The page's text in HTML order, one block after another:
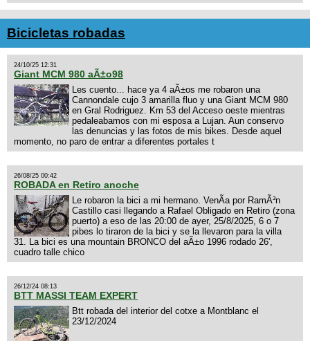
Bicicletas robadas
24/10/25 12:31
Giant MCM 980 aÃ±o98
Les cuento... hace ya 4 aÃ±os me robaron una
Cannondale cujo 3 amarilla fluo y una Giant MCM 980
en Gral Rodriguez. Km 53 del Acceso oeste mientras
pedaleabamos con mi esposa a Lujan. Aun conservo
las denuncias y las fotos de mis bikes. Desde aquel
momento, no paro de entrar a diferentes portales t
26/08/25 00:42
ROBADA en Retiro anoche
Le robaron la bici a mi hermano. VenÃ­a por RamÃ³n
Castillo casi llegando a Rafael Obligado en Retiro (zona
puerto) a eso de las 20:00 de ayer, 25/8/2025, 6 o 7
pibes lo tiraron de la bici y se la llevaron para la villa
31. La bici es una mountain BRONCO del aÃ±o 1996 rodado 26',
cuadro talle chico
26/12/24 08:13
BTT MASSI TEAM EXPERT
Btt robada del interior del cotxe a Montblanc el
23/12/2024